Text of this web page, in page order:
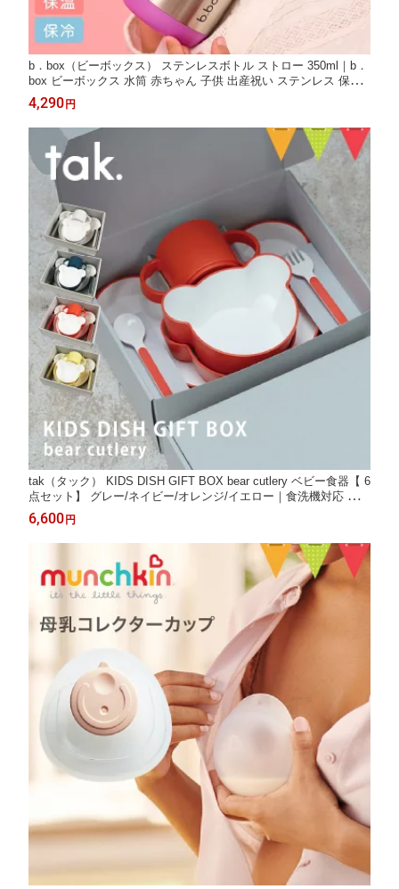
b．box（ビーボックス） ステンレスボトル ストロー 350ml｜b．
box ビーボックス 水筒 赤ちゃん 子供 出産祝い ステンレス 保温
保冷 長時間 ボタン式 水分補給 ストロー 直飲み 飲み物 マイボト
ル 夏
4,290 円
tak（タック） KIDS DISH GIFT BOX bear cutlery ベビー食器【 6
点セット】 グレー/ネイビー/オレンジ/イエロー｜食洗機対応 お食
事プレート 離乳食プレート 食器セット 離乳食 出産祝い 電子レン
ジ可 お食事グッズ お食い初め 日本製 タック tak． ギフト プレゼ
6,600 円